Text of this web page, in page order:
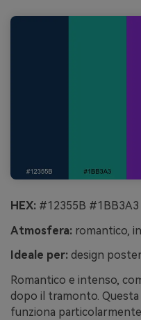
HEX: #12355B
Atmosfera: romantico,
Ideale per: design
Romantico e intenso,
dopo il tramonto.
funziona